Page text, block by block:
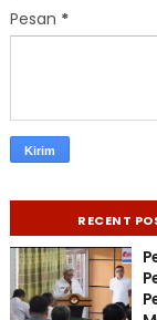
Pesan *
RECENT